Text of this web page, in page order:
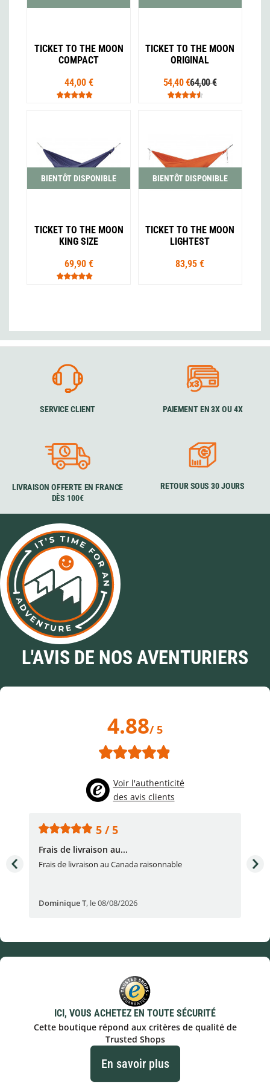
TICKET TO THE MOON
COMPACT
44,00 €
TICKET TO THE MOON
ORIGINAL
54,40 €64,00 €
BIENTÔT DISPONIBLE
TICKET TO THE MOON
KING SIZE
69,90 €
BIENTÔT DISPONIBLE
TICKET TO THE MOON
LIGHTEST
83,95 €
SERVICE CLIENT PAIEMENT EN 3X OU 4X
LIVRAISON OFFERTE EN FRANCE
DÈS 100€
RETOUR SOUS 30 JOURS
L'AVIS DE NOS AVENTURIERS
4.88/ 5
Voir l'authenticité
des avis clients
5 / 5
Frais de livraison au...
Frais de livraison au Canada raisonnable
Dominique T, le 08/08/2026
ICI, VOUS ACHETEZ EN TOUTE SÉCURITÉ
Cette boutique répond aux critères de qualité de
Trusted Shops
En savoir plus